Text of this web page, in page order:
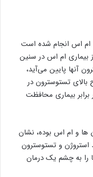
ام اس انجام شده است
بیماری ام اس در سنین
آنها پایین می‌آید،
تستوسترون در
برابر بیماری محافظت
ها و ام اس بوده، نشان
و تستوسترون
را به چشم یک درمان